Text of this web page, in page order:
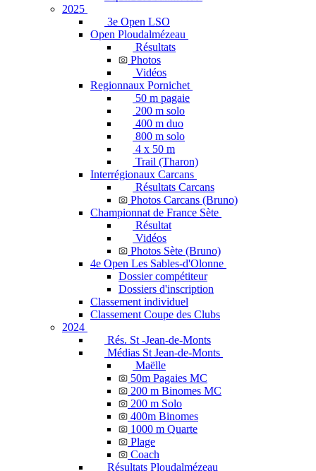
2025
3e Open LSO
Open Ploudalmézeau
Résultats
Photos
Vidéos
Regionnaux Pornichet
50 m pagaie
200 m solo
400 m duo
800 m solo
4 x 50 m
Trail (Tharon)
Interrégionaux Carcans
Résultats Carcans
Photos Carcans (Bruno)
Championnat de France Sète
Résultat
Vidéos
Photos Sète (Bruno)
4e Open Les Sables-d'Olonne
Dossier compétiteur
Dossiers d'inscription
Classement individuel
Classement Coupe des Clubs
2024
Rés. St -Jean-de-Monts
Médias St Jean-de-Monts
Maëlle
50m Pagaies MC
200 m Binomes MC
200 m Solo
400m Binomes
1000 m Quarte
Plage
Coach
Résultats Ploudalmézeau